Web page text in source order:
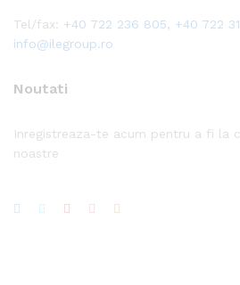
Tel/fax: +40 722 236 805, +40 722
info@ilegroup.ro
Noutati
Inregistreaza-te acum pentru a fi la
noastre